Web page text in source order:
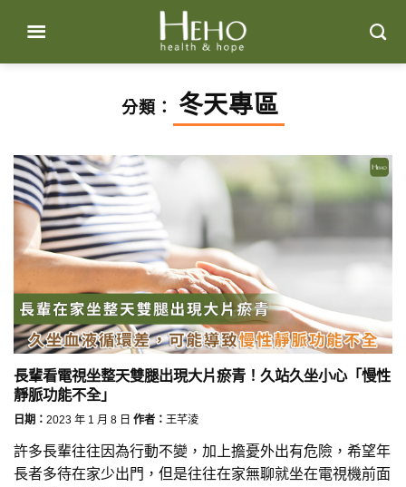
content
分類： 冬天專區
長輩看電視坐整天雙腿出現大片瘀青！久站久坐小心「慢性
靜脈功能不全」
日期： 2023 年 1 月 8 日 作者： 王芊淩
許多長輩往往因為行動不變，加上擔憂外出有危險，希望年
長者多待在家少出門，但是往往在家無聊就坐在電視機前面